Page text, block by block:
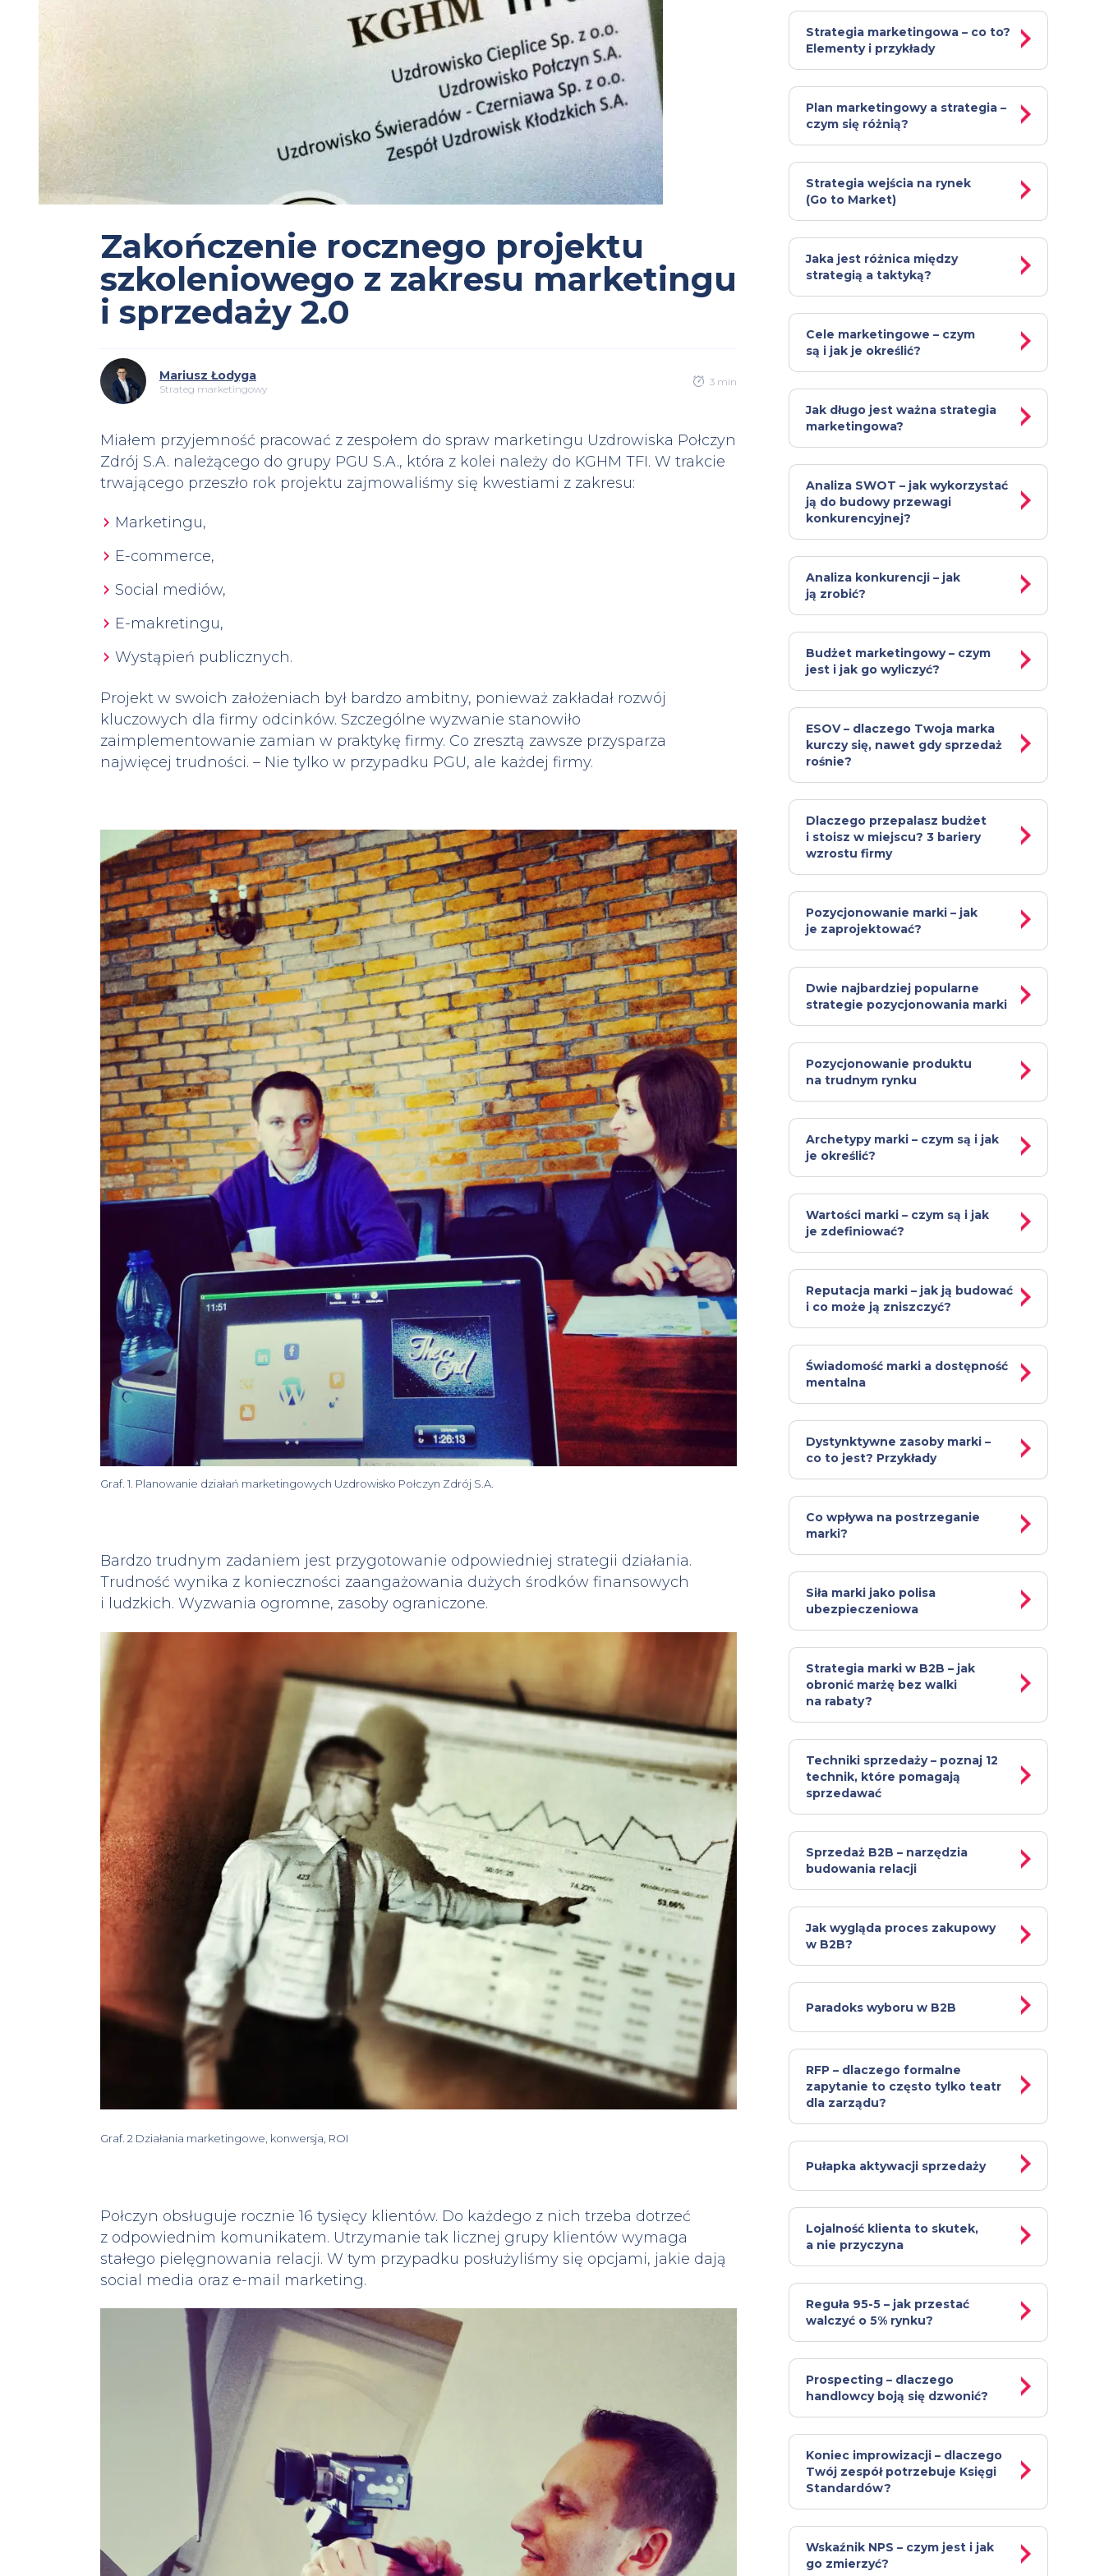
Zakończenie rocznego projektu
szkoleniowego z zakresu marketingu
i sprzedaży 2.0
Mariusz Łodyga
Strateg marketingowy
3 min
Miałem przyjemność pracować z zespołem do spraw marketingu Uzdrowiska Połczyn
Zdrój S.A. należącego do grupy PGU S.A., która z kolei należy do KGHM TFI. W trakcie
trwającego przeszło rok projektu zajmowaliśmy się kwestiami z zakresu:
Marketingu,
E-commerce,
Social mediów,
E-makretingu,
Wystąpień publicznych.
Projekt w swoich założeniach był bardzo ambitny, ponieważ zakładał rozwój
kluczowych dla firmy odcinków. Szczególne wyzwanie stanowiło
zaimplementowanie zamian w praktykę firmy. Co zresztą zawsze przysparza
najwięcej trudności. – Nie tylko w przypadku PGU, ale każdej firmy.
Graf. 1. Planowanie działań marketingowych Uzdrowisko Połczyn Zdrój S.A.
Bardzo trudnym zadaniem jest przygotowanie odpowiedniej strategii działania.
Trudność wynika z konieczności zaangażowania dużych środków finansowych
i ludzkich. Wyzwania ogromne, zasoby ograniczone.
Graf. 2 Działania marketingowe, konwersja, ROI
Połczyn obsługuje rocznie 16 tysięcy klientów. Do każdego z nich trzeba dotrzeć
z odpowiednim komunikatem. Utrzymanie tak licznej grupy klientów wymaga
stałego pielęgnowania relacji. W tym przypadku posłużyliśmy się opcjami, jakie dają
social media oraz e-mail marketing.
Strategia marketingowa – co to?
Elementy i przykłady
Plan marketingowy a strategia –
czym się różnią?
Strategia wejścia na rynek
(Go to Market)
Jaka jest różnica między
strategią a taktyką?
Cele marketingowe – czym
są i jak je określić?
Jak długo jest ważna strategia
marketingowa?
Analiza SWOT – jak wykorzystać
ją do budowy przewagi
konkurencyjnej?
Analiza konkurencji – jak
ją zrobić?
Budżet marketingowy – czym
jest i jak go wyliczyć?
ESOV – dlaczego Twoja marka
kurczy się, nawet gdy sprzedaż
rośnie?
Dlaczego przepalasz budżet
i stoisz w miejscu? 3 bariery
wzrostu firmy
Pozycjonowanie marki – jak
je zaprojektować?
Dwie najbardziej popularne
strategie pozycjonowania marki
Pozycjonowanie produktu
na trudnym rynku
Archetypy marki – czym są i jak
je określić?
Wartości marki – czym są i jak
je zdefiniować?
Reputacja marki – jak ją budować
i co może ją zniszczyć?
Świadomość marki a dostępność
mentalna
Dystynktywne zasoby marki –
co to jest? Przykłady
Co wpływa na postrzeganie
marki?
Siła marki jako polisa
ubezpieczeniowa
Strategia marki w B2B – jak
obronić marżę bez walki
na rabaty?
Techniki sprzedaży – poznaj 12
technik, które pomagają
sprzedawać
Sprzedaż B2B – narzędzia
budowania relacji
Jak wygląda proces zakupowy
w B2B?
Paradoks wyboru w B2B
RFP – dlaczego formalne
zapytanie to często tylko teatr
dla zarządu?
Pułapka aktywacji sprzedaży
Lojalność klienta to skutek,
a nie przyczyna
Reguła 95-5 – jak przestać
walczyć o 5% rynku?
Prospecting – dlaczego
handlowcy boją się dzwonić?
Koniec improwizacji – dlaczego
Twój zespół potrzebuje Księgi
Standardów?
Wskaźnik NPS – czym jest i jak
go zmierzyć?